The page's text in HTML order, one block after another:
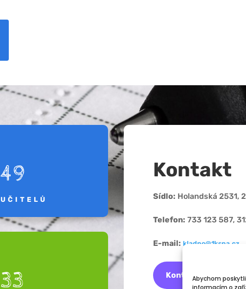
Abychom
informacím o
49
UČITELŮ
33
Kontakt
Sídlo: Holandská 2531,
Telefon: 733 123 587,
E-mail: kladno@1kspa.cz
Kontaktovat